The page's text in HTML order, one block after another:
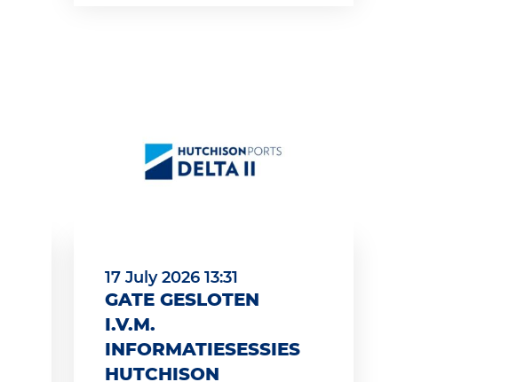
17 July 2026 13:31
GATE GESLOTEN
I.V.M.
INFORMATIESESSIES
HUTCHISON